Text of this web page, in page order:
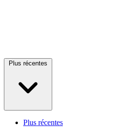
Plus récentes
Plus récentes